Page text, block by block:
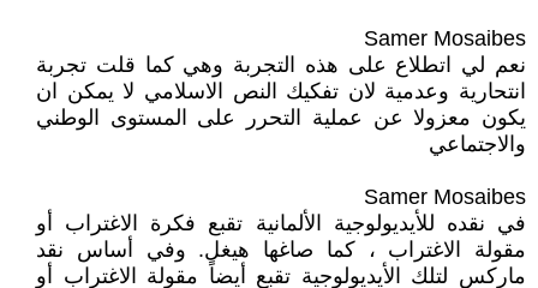
Samer Mosaibes
نعم لي اتطلاع على هذه التجربة وهي كما قلت تجربة
انتحارية وعدمية لان تفكيك النص الاسلامي لا يمكن ان
يكون معزولا عن عملية التحرر على المستوى الوطني
والاجتماعي
Samer Mosaibes
في نقده للأيديولوجية الألمانية تقبع فكرة الاغتراب أو
مقولة الاغتراب ، كما صاغها هيغل. وفي أساس نقد
ماركس لتلك الأيديولوجية تقبع أيضاً مقولة الاغتراب أو